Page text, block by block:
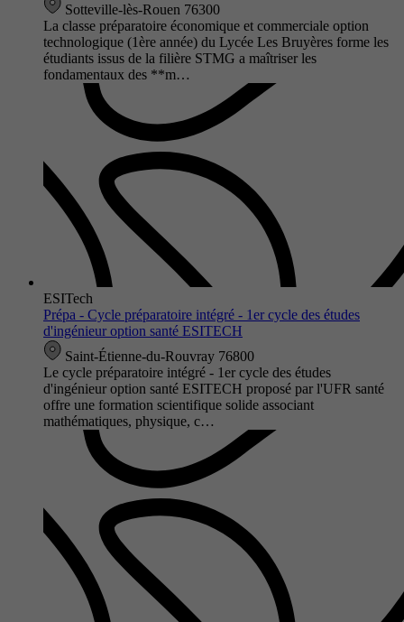
Sotteville-lès-Rouen 76300
La classe préparatoire économique et commerciale option
technologique (1ère année) du Lycée Les Bruyères forme les
étudiants issus de la filière STMG a maîtriser les
fondamentaux des **m…
ESITech
Prépa - Cycle préparatoire intégré - 1er cycle des études
d'ingénieur option santé ESITECH
Saint-Étienne-du-Rouvray 76800
Le cycle préparatoire intégré - 1er cycle des études
d'ingénieur option santé ESITECH proposé par l'UFR santé
offre une formation scientifique solide associant
mathématiques, physique, c…